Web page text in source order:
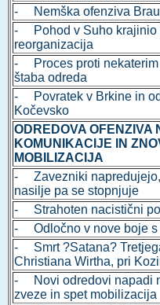
- Nemška ofenziva
- Pohod v Suho krajinio
reorganizacija
- Proces proti nekaterim
štaba odreda
- Povratek v Brkine in
Kočevsko
ODREDOVA OFENZIVA
KOMUNIKACIJE IN
MOBILIZACIJA
- Zavezniki
nasilje pa se stopnjuje
- Strahoten nacistični
- Odločno v nove boje s
- Smrt ?Satana?
Christiana Wirtha, pri
- Novi odredovi napadi
zveze in spet mobilizacija